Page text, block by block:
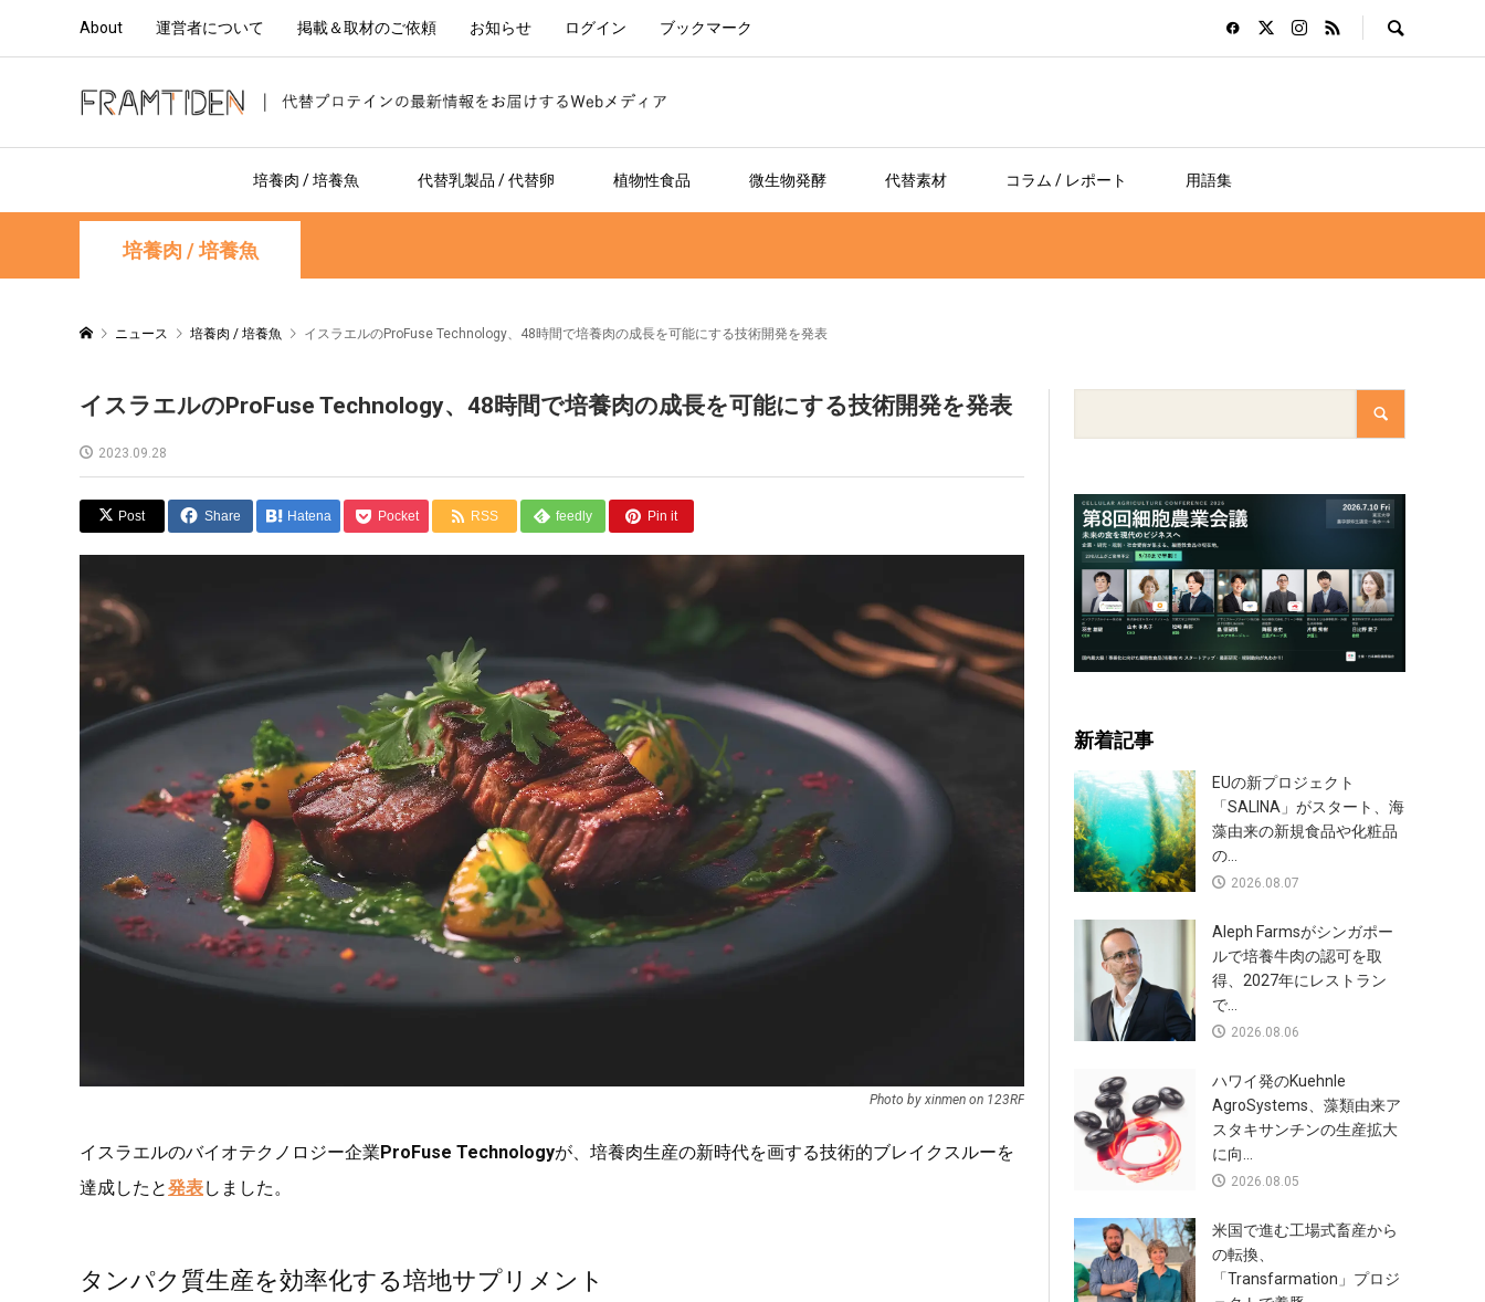
About 運営者について 掲載＆取材のご依頼 お知らせ ログイン ブックマーク
培養肉 / 培養魚 代替乳製品 / 代替卵 植物性食品 微生物発酵 代替素材 コラム / レポート 用語集
培養肉 / 培養魚
ニュース 培養肉 / 培養魚 イスラエルのProFuse Technology、48時間で培養肉の成長を可能にする技術開発を発表
イスラエルのProFuse Technology、48時間で培養肉の成長を可能にする技術開発を発表
2023.09.28
Post Share Hatena Pocket RSS feedly Pin it
Photo by xinmen on 123RF
イスラエルのバイオテクノロジー企業ProFuse Technologyが、培養肉生産の新時代を画する技術的ブレイクスルーを
達成したと発表しました。
タンパク質生産を効率化する培地サプリメント
新着記事
EUの新プロジェクト
「SALINA」がスタート、海
藻由来の新規食品や化粧品
の...
2026.08.07
Aleph Farmsがシンガポー
ルで培養牛肉の認可を取
得、2027年にレストラン
で...
2026.08.06
ハワイ発のKuehnle
AgroSystems、藻類由来ア
スタキサンチンの生産拡大
に向...
2026.08.05
米国で進む工場式畜産から
の転換、
「Transfarmation」プロジ